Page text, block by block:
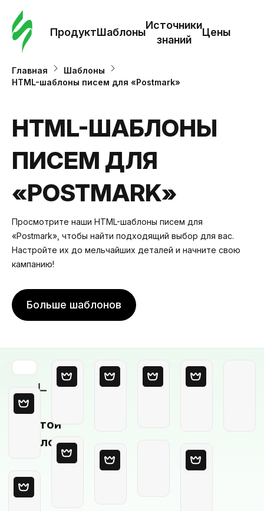
ПродуктШаблоны
Источники
знаний
Цены
Главная
Шаблоны
HTML-шаблоны писем для «Postmark»
HTML-ШАБЛОНЫ
ПИСЕМ ДЛЯ
«POSTMARK»
Просмотрите наши HTML-шаблоны писем для
«Postmark», чтобы найти подходящий выбор для вас.
Настройте их до мельчайших деталей и начните свою
кампанию!
Больше шаблонов
Пустой
шаблон